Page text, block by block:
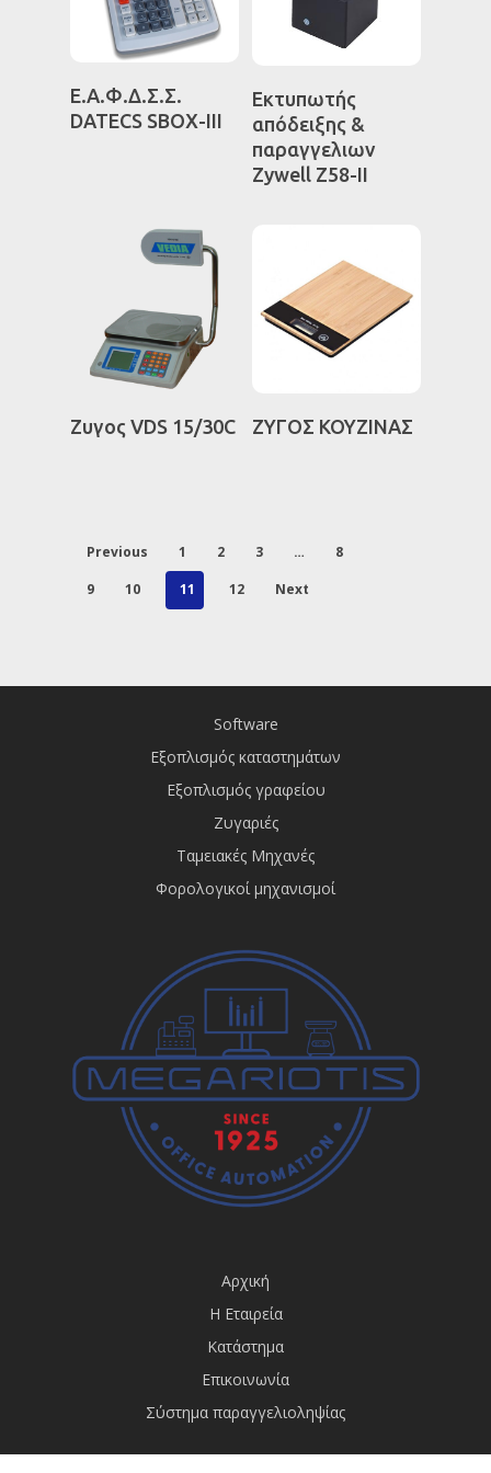
Περισσότερα
Ε.Α.Φ.Δ.Σ.Σ.
DATECS SBOX-III
Διαβάστε
Περισσότερα
Εκτυπωτής
απόδειξης &
παραγγελιων
Zywell Ζ58-ΙΙ
Διαβάστε
Περισσότερα
Ζυγος VDS 15/30C
Διαβάστε
ΖΥΓΟΣ ΚΟΥΖΙΝΑΣ
Previous 1 2 3 …
8
9
10 11 12 Next
Software
Εξοπλισμός καταστημάτων
Εξοπλισμός γραφείου
Ζυγαριές
Ταμειακές Μηχανές
Φορολογικοί μηχανισμοί
Αρχική
Η Εταιρεία
Κατάστημα
Επικοινωνία
Σύστημα παραγγελιοληψίας
Επαγγελματικός